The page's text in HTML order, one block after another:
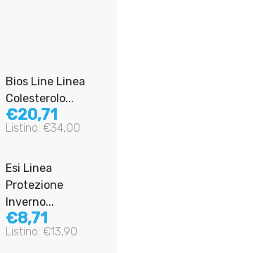
Bios Line Linea
Colesterolo...
€20,71
Listino: €34,00
Esi Linea
Protezione
Inverno...
€8,71
Listino: €13,90